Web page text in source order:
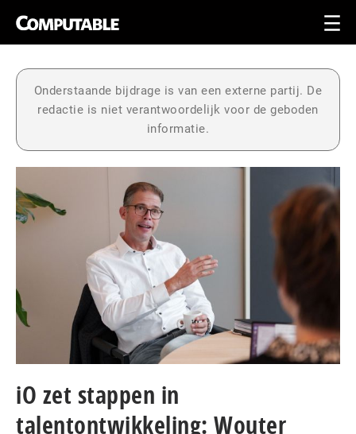
Onderstaande bijdrage is van een externe partij. De
redactie is niet verantwoordelijk voor de geboden
informatie.
iO zet stappen in
talentontwikkeling: Wouter